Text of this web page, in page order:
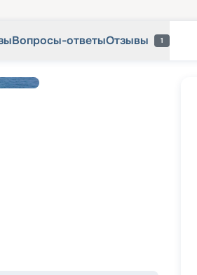
Вопросы-ответыОтзывы 1